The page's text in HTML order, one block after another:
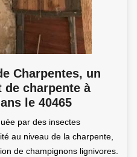
Charpentes, un
charpente à
le 40465
par des insectes
au niveau de la charpente,
de champignons lignivores.